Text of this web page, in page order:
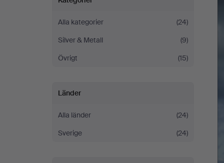
svensk
olympier
Alla kategorier
(24)
Silver & Metall
(9)
Övrigt
(15)
Länder
Alla länder
(24)
Sverige
(24)